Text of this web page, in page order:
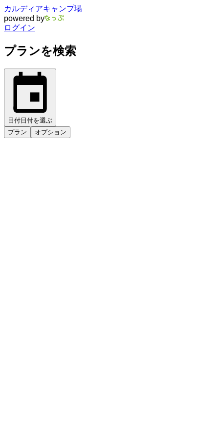
カルディアキャンプ場
powered by
ログイン
プランを検索
日付 日付を選ぶ
プラン
オプション